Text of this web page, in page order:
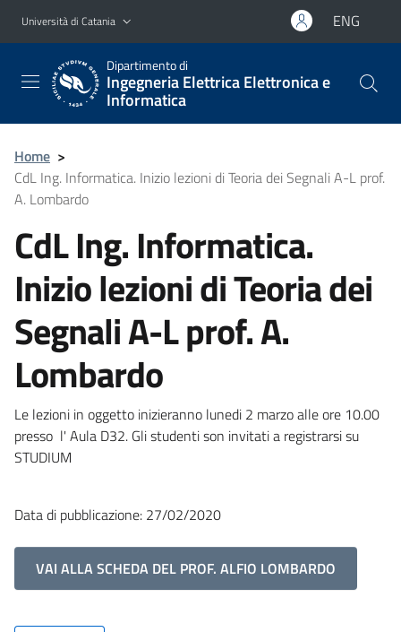
Vai al contenuto principale
Vai al menu di navigazione
Università di Catania ENG
Dipartimento di
Ingegneria Elettrica Elettronica e
Informatica
Home >
CdL Ing. Informatica. Inizio lezioni di Teoria dei Segnali A-L prof.
A. Lombardo
CdL Ing. Informatica.
Inizio lezioni di Teoria dei
Segnali A-L prof. A.
Lombardo
Le lezioni in oggetto inizieranno lunedi 2 marzo alle ore 10.00
presso l' Aula D32. Gli studenti son invitati a registrarsi su
STUDIUM
Data di pubblicazione: 27/02/2020
VAI ALLA SCHEDA DEL PROF. ALFIO LOMBARDO